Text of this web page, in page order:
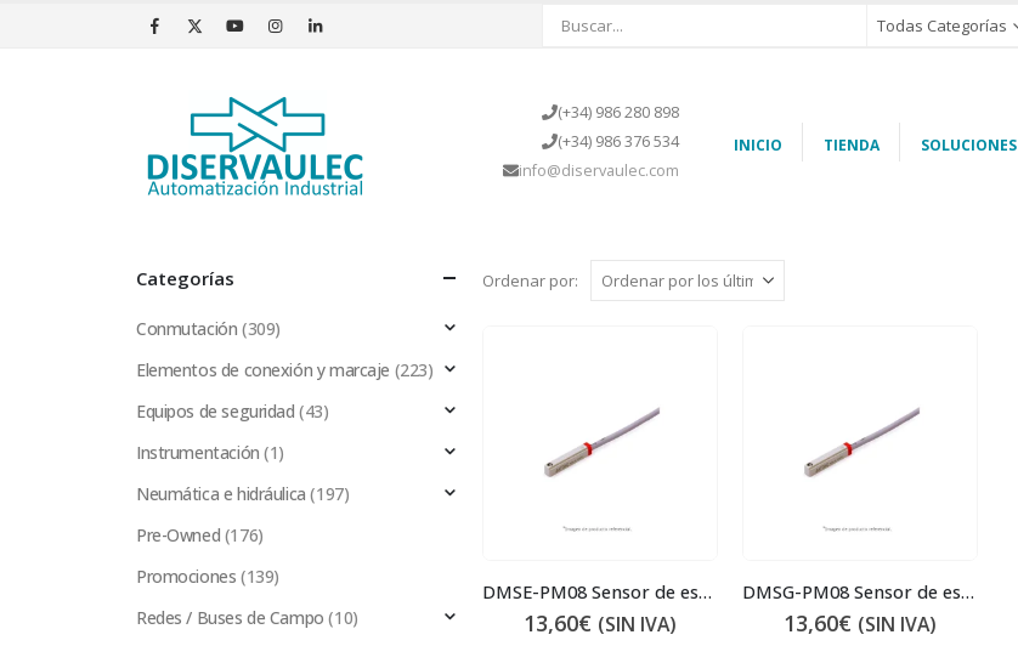
Todas Categorías
(+34) 986 280 898
(+34) 986 376 534
info@diservaulec.com
INICIO TIENDA SOLUCIONES
Ordenar por:
DMSE-PM08 Sensor de estado sólido
13,60€ (SIN IVA)
DMSG-PM08 Sensor de estado sólido
13,60€ (SIN IVA)
Categorías
Conmutación (309)
Elementos de conexión y marcaje (223)
Equipos de seguridad (43)
Instrumentación (1)
Neumática e hidráulica (197)
Pre-Owned (176)
Promociones (139)
Redes / Buses de Campo (10)